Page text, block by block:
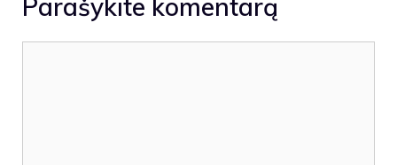
Parašykite komentarą